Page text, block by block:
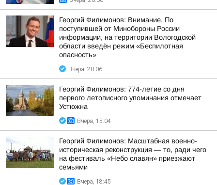
Георгий Филимонов: Внимание. По
поступившей от Минобороны России
информации, на территории Вологодской
области введён режим «Беспилотная
опасность»
Вчера, 20:06
Георгий Филимонов: 774-летие со дня
первого летописного упоминания отмечает
Устюжна
Вчера, 15:04
Георгий Филимонов: Масштабная военно-
историческая реконструкция — то, ради чего
на фестиваль «Небо славян» приезжают
семьями
Вчера, 18:45